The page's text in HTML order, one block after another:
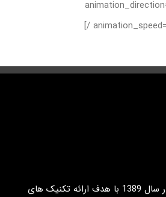
تیغ اره پایتخت (تاپ) در سال 1389 با هدف ارائه تکنیک های